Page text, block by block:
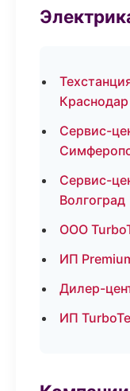
Краснодар
Сервис-
Сервис-
Волгоград
ООО
ИП
Дилер-
ИП